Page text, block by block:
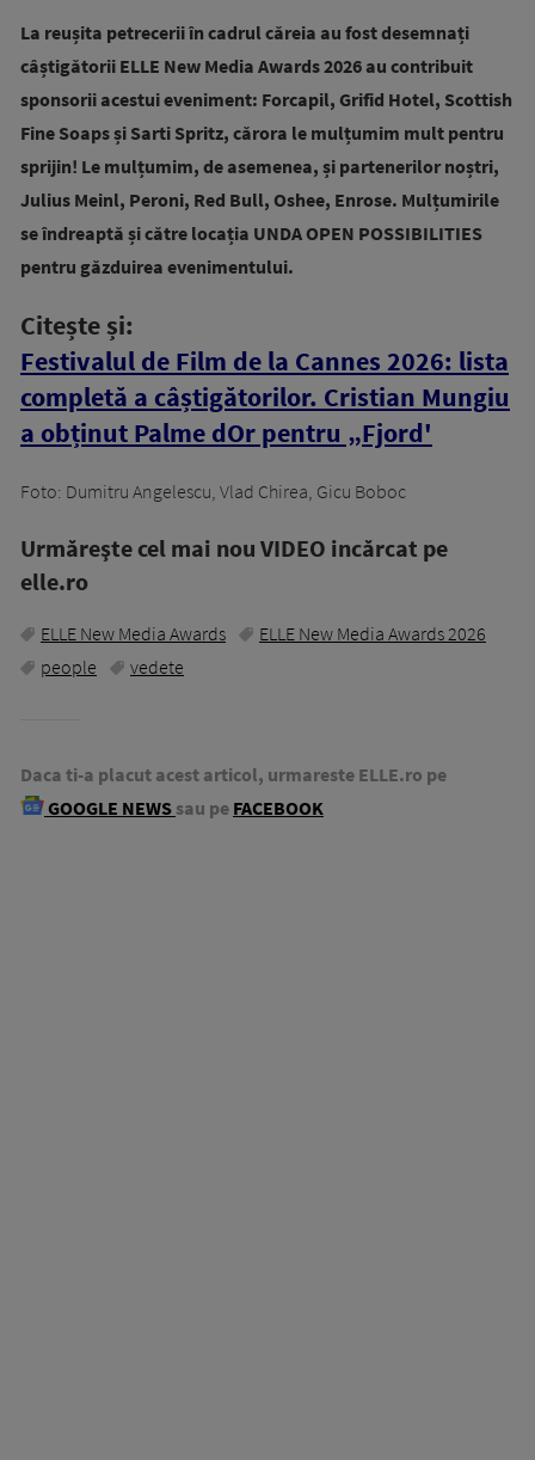
La reușita petrecerii în cadrul căreia au fost desemnați
câștigătorii ELLE New Media Awards 2026 au contribuit
sponsorii acestui eveniment: Forcapil, Grifid Hotel, Scottish
Fine Soaps și Sarti Spritz, cărora le mulțumim mult pentru
sprijin! Le mulțumim, de asemenea, și partenerilor noștri,
Julius Meinl, Peroni, Red Bull, Oshee, Enrose. Mulțumirile
se îndreaptă și către locația UNDA OPEN POSSIBILITIES
pentru găzduirea evenimentului.
Citește și:
Festivalul de Film de la Cannes 2026: lista
completă a câștigătorilor. Cristian Mungiu
a obținut Palme dOr pentru „Fjord'
Foto: Dumitru Angelescu, Vlad Chirea, Gicu Boboc
Urmăreşte cel mai nou VIDEO incărcat pe
elle.ro
ELLE New Media Awards
ELLE New Media Awards 2026
people
vedete
Daca ti-a placut acest articol, urmareste ELLE.ro pe
GOOGLE NEWS sau pe FACEBOOK